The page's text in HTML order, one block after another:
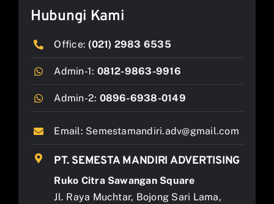
Hubungi Kami
Office: (021) 2983 6535
Admin-1: 0812-9863-9916
Admin-2: 0896-6938-0149
Email: Semestamandiri.adv@gmail.com
PT. SEMESTA MANDIRI ADVERTISING
Ruko Citra Sawangan Square
Jl. Raya Muchtar, Bojong Sari Lama,